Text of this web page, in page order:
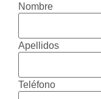
Nombre
Apellidos
Teléfono